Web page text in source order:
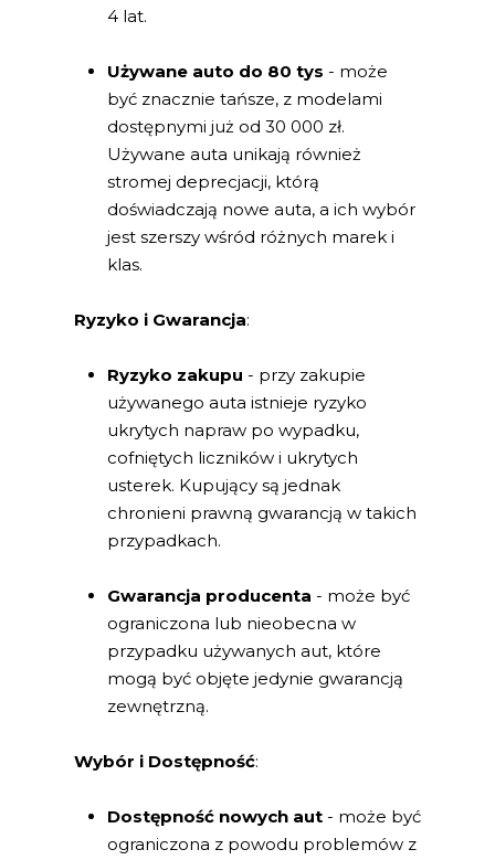
4 lat.
Używane auto do 80 tys - może
być znacznie tańsze, z modelami
dostępnymi już od 30 000 zł.
Używane auta unikają również
stromej deprecjacji, którą
doświadczają nowe auta, a ich wybór
jest szerszy wśród różnych marek i
klas.
Ryzyko i Gwarancja:
Ryzyko zakupu - przy zakupie
używanego auta istnieje ryzyko
ukrytych napraw po wypadku,
cofniętych liczników i ukrytych
usterek. Kupujący są jednak
chronieni prawną gwarancją w takich
przypadkach.
Gwarancja producenta - może być
ograniczona lub nieobecna w
przypadku używanych aut, które
mogą być objęte jedynie gwarancją
zewnętrzną.
Wybór i Dostępność:
Dostępność nowych aut - może być
ograniczona z powodu problemów z